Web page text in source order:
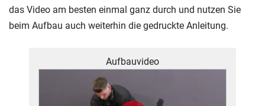
das Video am besten einmal ganz durch und nutzen Sie
beim Aufbau auch weiterhin die gedruckte Anleitung.
Aufbauvideo